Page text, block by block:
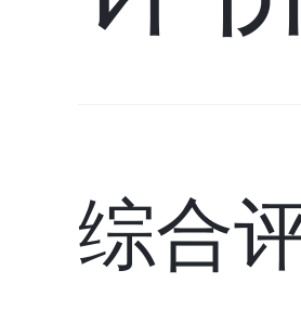
综合